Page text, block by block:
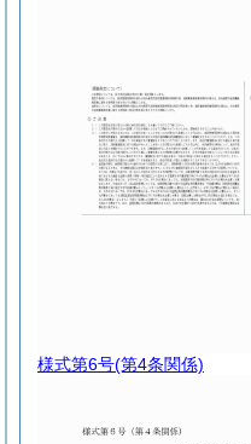
様式第6号(第4条関係)